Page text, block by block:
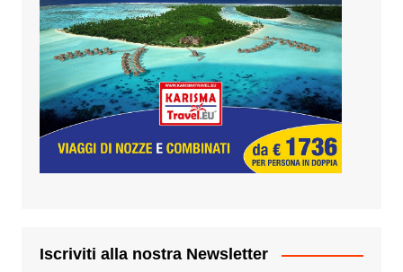
Iscriviti alla nostra Newsletter